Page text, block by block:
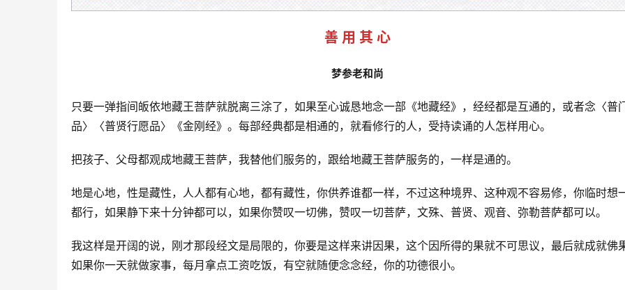
善 用 其 心
梦参老和尚
只要一弹指间皈依地藏王菩萨就脱离三涂了，如果至心诚恳地念一部《地藏经》，经经都是互通的，或者念〈普
品〉〈普贤行愿品〉《金刚经》。每部经典都是相通的，就看修行的人，受持读诵的人怎样用心。
把孩子、父母都观成地藏王菩萨，我替他们服务的，跟给地藏王菩萨服务的，一样是通的。
地是心地，性是藏性，人人都有心地，都有藏性，你供养谁都一样，不过这种境界、这种观不容易修，你临时想
都行，如果静下来十分钟都可以，如果你赞叹一切佛，赞叹一切菩萨，文殊、普贤、观音、弥勒菩萨都可以。
我这样是开阔的说，刚才那段经文是局限的，你要是这样来讲因果，这个因所得的果就不可思议，最后就成就佛
如果你一天就做家事，每月拿点工资吃饭，有空就随便念念经，你的功德很小。